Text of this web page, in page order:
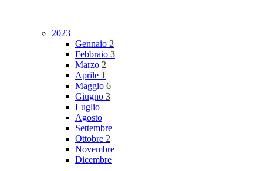
2023
Gennaio 2
Febbraio 3
Marzo 2
Aprile 1
Maggio 6
Giugno 3
Luglio
Agosto
Settembre
Ottobre 2
Novembre
Dicembre